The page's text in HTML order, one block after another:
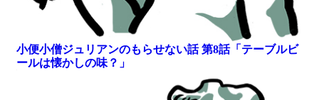
小便小僧ジュリアンのもらせない話 第8話「テーブルビ
ールは懐かしの味？」